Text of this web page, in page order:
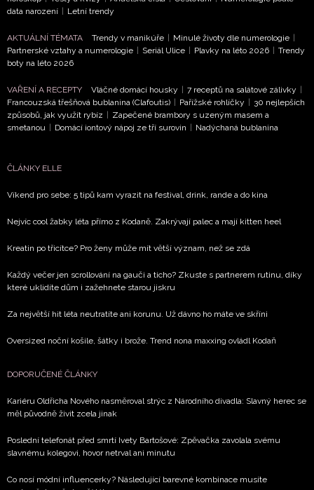
Přihlášením k newsletteru souhlasíte sObchodními
společnosti BurdaMedia Extra s.r.o.
seznámili se
s.r.o. bude s Vašimi údaji pracovat zejména k organizaci a
vyhodnocení akce a zasílání novinek.
podle
data narození
Letní trendy
AKTUÁLNÍ TÉMATA Trendy v manikúře Minulé životy dle numerologie
Partnerské vztahy a numerologie
Seriál Ulice Plavky na léto 2026
Trendy
boty na léto 2026
VAŘENÍ A RECEPTY Vláčné domácí housky 7 receptů na salátové zálivky
Francouzská třešňová bublanina (Clafoutis)
Pařížské rohlíčky
30 nejlepších
způsobů, jak využít rybíz
Zapečené brambory s uzeným masem a
smetanou
Domácí iontový nápoj ze tří surovin Nadýchaná bublanina
ČLÁNKY ELLE
Víkend pro sebe: 5 tipů kam vyrazit na festival, drink, rande a do kina
Nejvíc cool žabky léta přímo z Kodaně. Zakrývají palec a mají kitten heel
Kreatin po třicítce? Pro ženy může mít větší význam, než se zdá
Každý večer jen scrollování na gauči a ticho? Zkuste s partnerem rutinu, díky
které uklidíte dům i zažehnete starou jiskru
Za největší hit léta neutratíte ani korunu. Už dávno ho máte ve skříni
Oversized noční košile, šátky i brože. Trend nona maxxing ovládl Kodaň
DOPORUČENÉ ČLÁNKY
Kariéru Oldřicha Nového nasměroval strýc z Národního divadla: Slavný herec se
měl původně živit zcela jinak
Poslední telefonát před smrtí Ivety Bartošové: Zpěvačka zavolala svému
slavnému kolegovi, hovor netrval ani minutu
Co nosí módní influencerky? Následující barevné kombinace musíte